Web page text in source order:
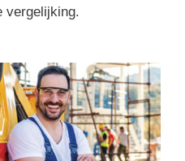
vergelijking.